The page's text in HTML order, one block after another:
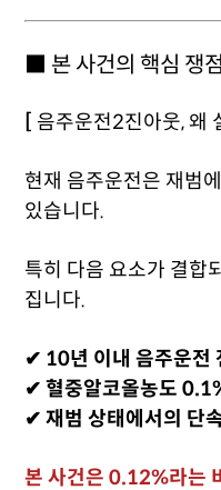
■ 본 사건의 핵심 쟁점
음주운전2진아웃, 왜
현재 음주운전은 재범
있습니다.
특히 다음 요소가 결합
집니다.
✔ 10년 이내 음주운전
✔ 혈중알코올농도
✔ 재범 상태에서의 단
본 사건은 0.12%라는